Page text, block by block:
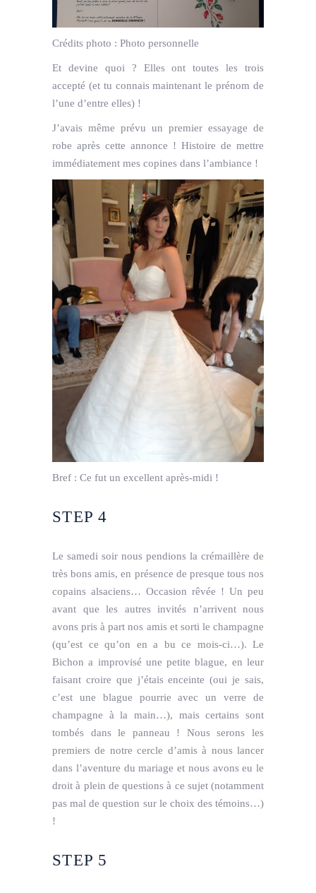
Crédits photo : Photo personnelle
Et devine quoi ? Elles ont toutes les trois
accepté (et tu connais maintenant le prénom de
l’une d’entre elles) !
J’avais même prévu un premier essayage de
robe après cette annonce ! Histoire de mettre
immédiatement mes copines dans l’ambiance !
Bref : Ce fut un excellent après-midi !
STEP 4
Le samedi soir nous pendions la crémaillère de
très bons amis, en présence de presque tous nos
copains alsaciens… Occasion rêvée ! Un peu
avant que les autres invités n’arrivent nous
avons pris à part nos amis et sorti le champagne
(qu’est ce qu’on en a bu ce mois-ci…). Le
Bichon a improvisé une petite blague, en leur
faisant croire que j’étais enceinte (oui je sais,
c’est une blague pourrie avec un verre de
champagne à la main…), mais certains sont
tombés dans le panneau ! Nous serons les
premiers de notre cercle d’amis à nous lancer
dans l’aventure du mariage et nous avons eu le
droit à plein de questions à ce sujet (notamment
pas mal de question sur le choix des témoins…)
!
STEP 5